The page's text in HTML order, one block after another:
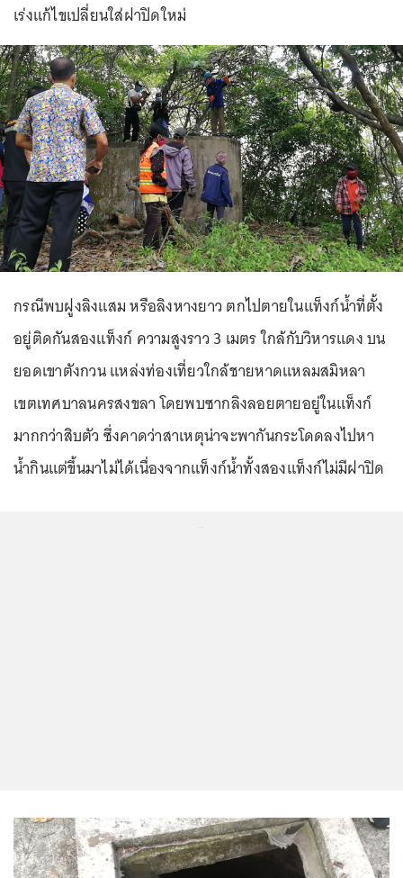
เร่งแก้ไขเปลี่ยนใส่ฝาปิดใหม่
กรณีพบฝูงลิงแสม หรือลิงหางยาว ตกไปตายในแท็งก์น้ำที่ตั้ง
อยู่ติดกันสองแท็งก์ ความสูงราว 3 เมตร ใกล้กับวิหารแดง บน
ยอดเขาตังกวน แหล่งท่องเที่ยวใกล้ชายหาดแหลมสมิหลา
เขตเทศบาลนครสงขลา โดยพบซากลิงลอยตายอยู่ในแท็งก์
มากกว่าสิบตัว ซึ่งคาดว่าสาเหตุน่าจะพากันกระโดดลงไปหา
น้ำกินแต่ขึ้นมาไม่ได้เนื่องจากแท็งก์น้ำทั้งสองแท็งก์ไม่มีฝาปิด